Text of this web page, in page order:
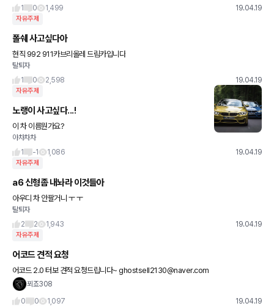
1
0 1,499 19.04.19
자유주제
폴쉐 사고싶다아
현직 992 911카브리올레 드림카입니다
탈퇴자
1
0 2,598 19.04.19
자유주제
노랭이 사고싶다...!
이 차 이름뭔가요?
아차차차
1
-1 1,086 19.04.19
자유주제
a6 신형좀 내놔라 이것들아
아우디 차 안팔거니 ㅜ ㅜ
탈퇴자
2
2 1,943 19.04.19
자유주제
어코드 견적 요청
어코드 2.0 터보 견적 요청드립니다~ ghostsell2130@naver.com
푀죠308
0
0 1,097 19.04.19